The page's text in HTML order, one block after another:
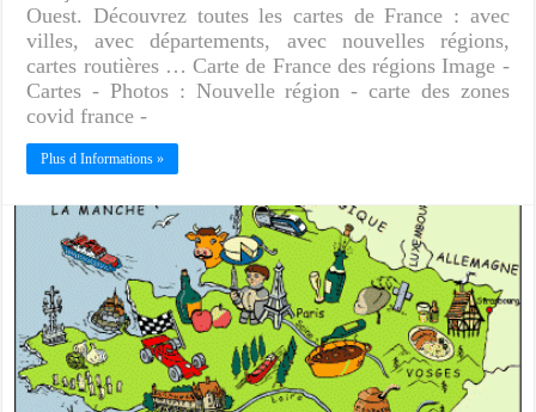
Ouest. Découvrez toutes les cartes de France : avec
villes, avec départements, avec nouvelles régions,
cartes routières … Carte de France des régions Image -
Cartes - Photos : Nouvelle région - carte des zones
covid france -
Plus d Informations »